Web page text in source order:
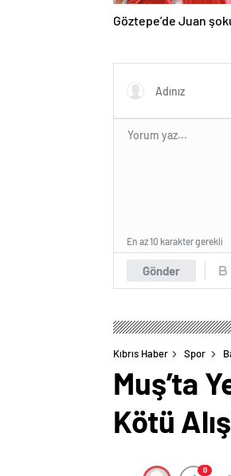
Göztepe’de Juan
Gönder
En az 10 karakter gerekli
Kıbrıs Haber Spor
Muş’ta
Kötü
0